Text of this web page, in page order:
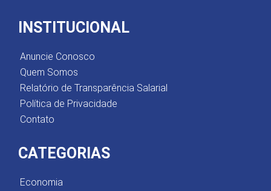
INSTITUCIONAL
Anuncie Conosco
Quem Somos
Relatório de Transparência Salarial
Política de Privacidade
Contato
CATEGORIAS
Economia